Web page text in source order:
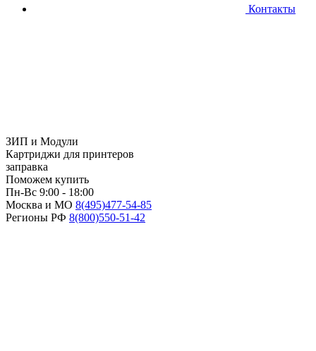
Контакты
ЗИП и Модули
Картриджи для принтеров
заправка
Поможем купить
Пн-Вс 9:00 - 18:00
Москва и МО 8(495)477-54-85
Регионы РФ 8(800)550-51-42